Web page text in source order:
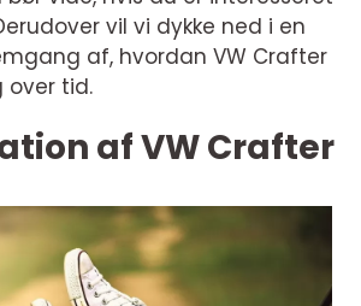
vil vi dykke ned i en
af, hvordan VW Crafter
over tid.
af VW Crafter